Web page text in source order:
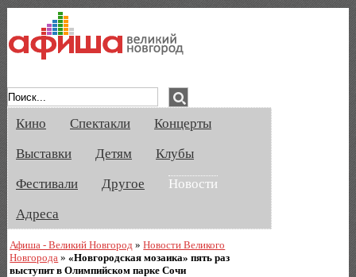
Кино Спектакли
Концерты
Выставки
Детям
Клубы
Фестивали
Другое
Новости
Адреса
Афиша - Великий Новгород »Новости Великого
Новгорода »«Новгородская мозаика» пять раз
выступит в Олимпийском парке Сочи